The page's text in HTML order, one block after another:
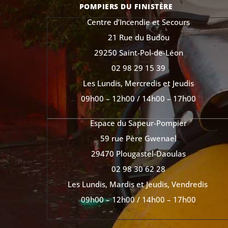
POMPIERS DU FINISTÈRE
Centre d’Incendie et Secours
21 Rue du Budou
29250 Saint-Pol-de-Léon
02 98 29 15 39
Les Lundis, Mercredis et Jeudis
09h00 – 12h00 / 14h00 – 17h00
Espace du Sapeur-Pompier
59 rue Père Gwenael
29470 Plougastel-Daoulas
02 98 30 62 28
Les Lundis, Mardis et Jeudis, Vendredis
09h00 – 12h00 / 14h00 – 17h00